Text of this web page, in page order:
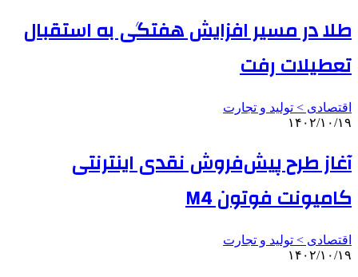
طلا در مسیر افزایش هفتگی به استقبال
تعطیلات رفت
اقتصادی > تولید و تجارت
۱۴۰۲/۱۰/۱۹
آغاز طرح پیش‌فروش نقدی اینترنتی
کامیونت فوتون M4
اقتصادی > تولید و تجارت
۱۴۰۲/۱۰/۱۹